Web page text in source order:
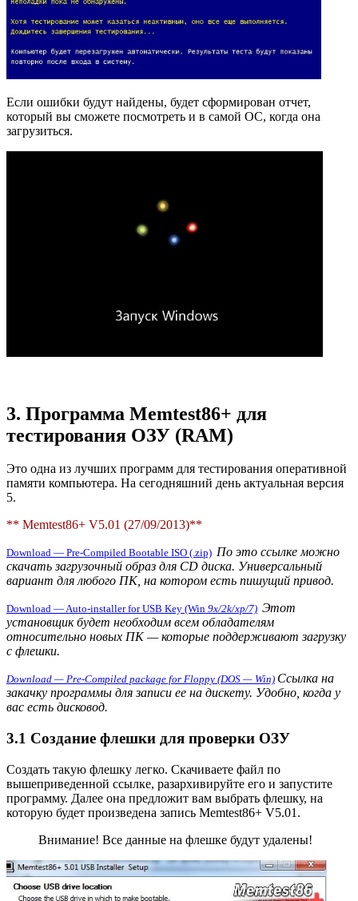
Если ошибки будут найдены, будет сформирован отчет,
который вы сможете посмотреть и в самой ОС, когда она
загрузиться.
3. Программа Memtest86+ для
тестирования ОЗУ (RAM)
Это одна из лучших программ для тестирования оперативной
памяти компьютера. На сегодняшний день актуальная версия
5.
** Memtest86+ V5.01 (27/09/2013)**
Download — Pre-Compiled Bootable ISO (.zip) По это ссылке можно
скачать загрузочный образ для CD диска. Универсальный
вариант для любого ПК, на котором есть пишущий привод.
Download —Auto-installerfor USB Key (Win 9x/2k/xp/7) Этот
установщик будет необходим всем обладателям
относительно новых ПК — которые поддерживают загрузку
с флешки.
Download — Pre-Compiled package for Floppy (DOS — Win) Ссылка на
закачку программы для записи ее на дискету. Удобно, когда у
вас есть дисковод.
3.1 Создание флешки для проверки ОЗУ
Создать такую флешку легко. Скачиваете файл по
вышеприведенной ссылке, разархивируйте его и запустите
программу. Далее она предложит вам выбрать флешку, на
которую будет произведена запись Memtest86+ V5.01.
Внимание! Все данные на флешке будут удалены!